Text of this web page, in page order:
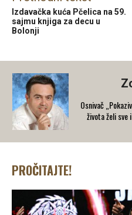
Izdavačka kuća Pčelica na 59.
sajmu knjiga za decu u
Bolonji
Osnivač
života želi sve
PROČITAJTE!